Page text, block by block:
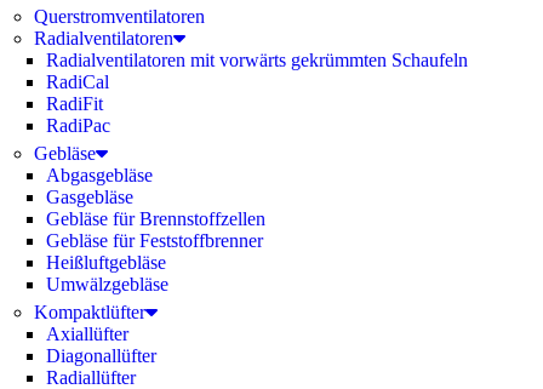
Querstromventilatoren
Radialventilatoren
Radialventilatoren mit vorwärts gekrümmten Schaufeln
RadiCal
RadiFit
RadiPac
Gebläse
Abgasgebläse
Gasgebläse
Gebläse für Brennstoffzellen
Gebläse für Feststoffbrenner
Heißluftgebläse
Umwälzgebläse
Kompaktlüfter
Axiallüfter
Diagonallüfter
Radiallüfter